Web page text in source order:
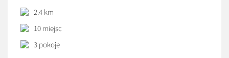
przepięknym przełomem rzeki Kamiennej oraz pagórkami
porośniętymi potężnymi modrzewiami. Z naszego
gospodarstwa można pieszo przejść wzdłuż rzeki
Kamiennej bezpośrednio pod stok narciarski i mały
2.4 km
10 miejsc
3 pokoje